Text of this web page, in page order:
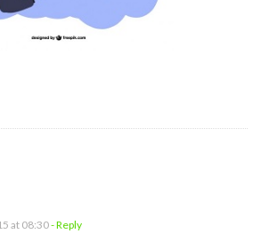
at 08:30- Reply